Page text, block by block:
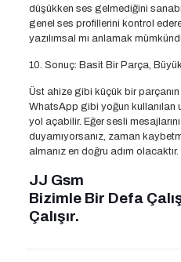
düşükken ses gelmediğini
genel ses profillerini kontrol
yazılımsal mı anlamak
10. Sonuç: Basit Bir Parça,
Üst ahize gibi küçük bir
WhatsApp gibi yoğun
yol açabilir. Eğer sesli
duyamıyorsanız, zaman
almanız en doğru adım olacaktır.
JJ Gsm
Bizimle Bir Defa
Çalışır.